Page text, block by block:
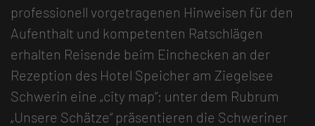
professionell vorgetragenen Hinweisen für den
Aufenthalt und kompetenten Ratschlägen
erhalten Reisende beim Einchecken an der
Rezeption des Hotel Speicher am Ziegelsee
Schwerin eine „city map“; unter dem Rubrum
„Unsere Schätze“ präsentieren die Schweriner